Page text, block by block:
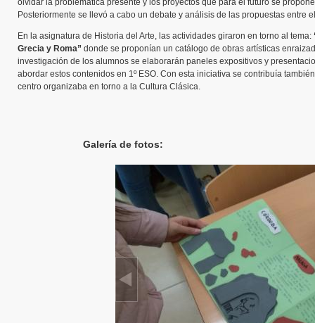
olvidar la problemática presente y los proyectos que para el futuro se
Posteriormente se llevó a cabo un debate y análisis de las propuestas entre
En la asignatura de Historia del Arte, las actividades giraron en torno al tema:
Grecia y Roma” donde se proponían un catálogo de obras artísticas
investigación de los alumnos se elaborarán paneles expositivos y
abordar estos contenidos en 1º ESO. Con esta iniciativa se contribuía
centro organizaba en torno a la Cultura Clásica.
Galería de fotos: